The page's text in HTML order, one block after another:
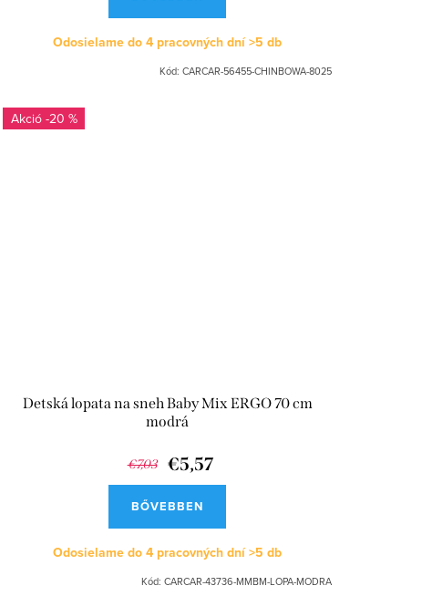
Odosielame do 4 pracovných dní>5 db
Kód: CARCAR-56455-CHINBOWA-8025
-20 %
Detská lopata na sneh Baby Mix ERGO 70 cm
modrá
€7,03 €5,57
BŐVEBBEN
Odosielame do 4 pracovných dní>5 db
Kód: CARCAR-43736-MMBM-LOPA-MODRA